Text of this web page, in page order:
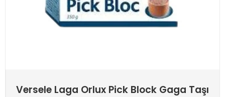
Versele Laga Orlux Pick Block Gaga Taşı